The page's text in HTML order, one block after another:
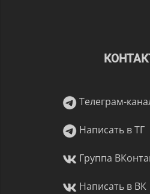
Телеграм-
Написать в ТГ
Группа
Написать в ВК